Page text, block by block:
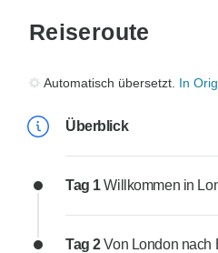
Reiseroute
Automatisch übersetzt. In
Überblick
Tag 1Willkommen in
Tag 2Von London nach